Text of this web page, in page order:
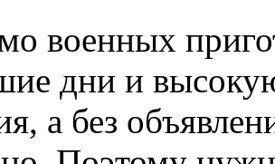
военных
дни и
а без